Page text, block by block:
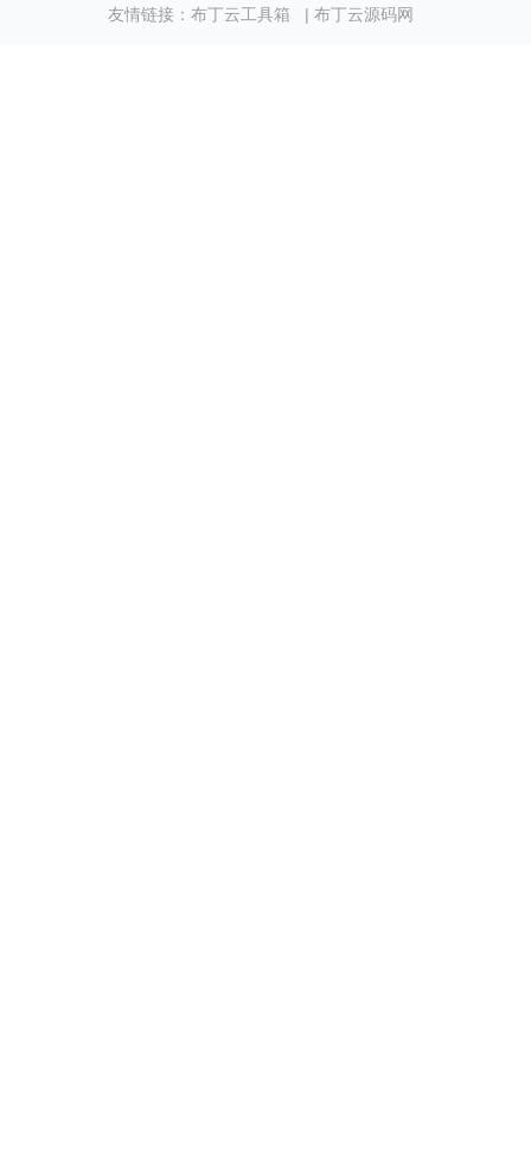
友情链接： 布丁云工具箱 | 布丁云源码网